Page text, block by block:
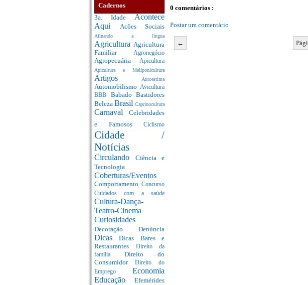
Cadernos
3a. Idade Acontece
Aqui Acões Sociais
Afinando a língua
Agricultura Agricultura
Familiar Agronegócio
Agropecuária Apicultura
Apicultura e Meliponicultura
Artigos Autoestima
Automobilismo Avicultura
BBB Babado Bastidores
Beleza Brasil Caprinocultura
Carnaval Celebridades
e Famosos Ciclismo
Cidade /
Notícias
Circulando Ciência e
Tecnologia
Coberturas/Eventos
Comportamento Concurso
Cuidados com a saúde
Cultura-Dança-
Teatro-Cinema
Curiosidades
Decoração Denúncia
DicasDicas Bares e
Restaurantes
Direito da
família Direito do
Consumidor Direito do
Emprego Economia
Educação Efemérides
0 comentários :
Postar um comentário
←